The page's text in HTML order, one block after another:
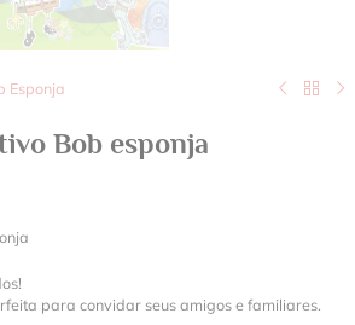
Esponja
Bob esponja
para convidar seus amigos e familiares.